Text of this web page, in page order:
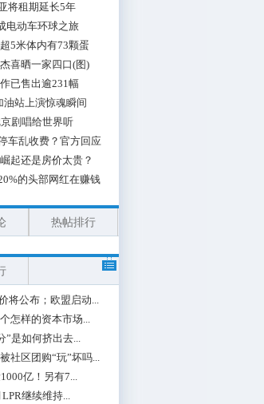
将租期延长5年
电动车环球之旅
5米体内有73颗蛋
喜晒一家四口(图)
已售出逾231幅
油站上演惊魂瞬间
剧唱给世界听
车乱收费？官方回应
起还是房价太贵？
的头部网红在赚钱
热帖排行
将公布；欧盟启动...
怎样的资本市场...
”是如何挤出去...
社区团购“玩”坏吗...
亿！另有7...
继续维持...